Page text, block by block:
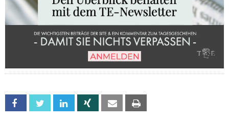
Facebook Twitter Linkedin Xing Email